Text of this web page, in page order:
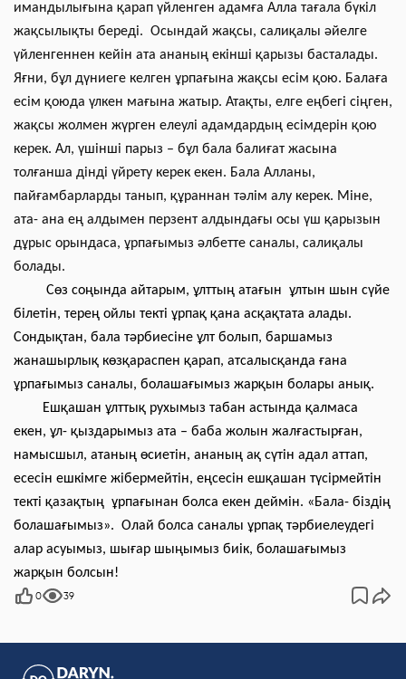
имандылығына қарап үйленген адамға Алла тағала бүкіл
жақсылықты береді. Осындай жақсы, салиқалы әйелге
үйленгеннен кейін ата ананың екінші қарызы басталады.
Яғни, бұл дүниеге келген ұрпағына жақсы есім қою. Балаға
есім қоюда үлкен мағына жатыр. Атақты, елге еңбегі сіңген,
жақсы жолмен жүрген елеулі адамдардың есімдерін қою
керек. Ал, үшінші парыз – бұл бала балиғат жасына
толғанша дінді үйрету керек екен. Бала Алланы,
пайғамбарларды танып, құраннан тәлім алу керек. Міне,
ата- ана ең алдымен перзент алдындағы осы үш қарызын
дұрыс орындаса, ұрпағымыз әлбетте саналы, салиқалы
болады.
Сөз соңында айтарым, ұлттың атағын ұлтын шын сүйе
білетін, терең ойлы текті ұрпақ қана асқақтата алады.
Сондықтан, бала тәрбиесіне ұлт болып, баршамыз
жанашырлық көзқараспен қарап, атсалысқанда ғана
ұрпағымыз саналы, болашағымыз жарқын болары анық.
Ешқашан ұлттық рухымыз табан астында қалмаса
екен, ұл- қыздарымыз ата – баба жолын жалғастырған,
намысшыл, атаның өсиетін, ананың ақ сүтін адал аттап,
есесін ешкімге жібермейтін, еңсесін ешқашан түсірмейтін
текті қазақтың ұрпағынан болса екен деймін. «Бала- біздің
болашағымыз». Олай болса саналы ұрпақ тәрбиелеудегі
алар асуымыз, шығар шыңымыз биік, болашағымыз
жарқын болсын!
0 39